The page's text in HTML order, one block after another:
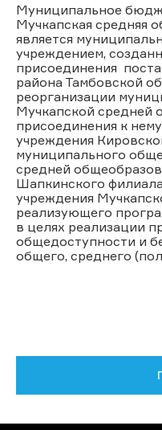
Муниципальное
Мучкапская средняя
является
учреждением,
присоединения
района Тамбовской
реорганизации
Мучкапской средней
присоединения к
учреждения
муниципального
средней
Шапкинского
учреждения
реализующего
в целях реализации
общедоступности и
общего, среднего